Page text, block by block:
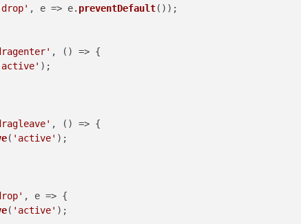
, e => e. preventDefault());
, () => {
);
, () => {
( 'active' );
, e => {
( 'active' );